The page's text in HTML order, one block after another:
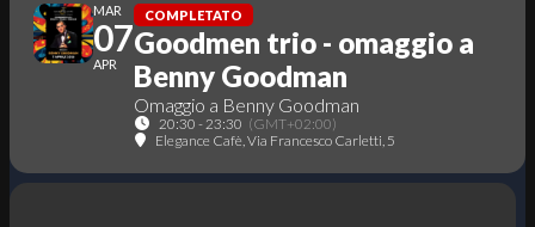
MAR
07
APR
COMPLETATO
Goodmen trio - omaggio a
Benny Goodman
Omaggio a Benny Goodman
20:30 - 23:30 (GMT+02:00)
Elegance Cafè , Via Francesco Carletti, 5